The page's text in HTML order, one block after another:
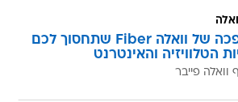
המהפכה של וואלה Fiber שתחסוך לכם
הטלוויזיה והאינטרנט
וואלה פייבר